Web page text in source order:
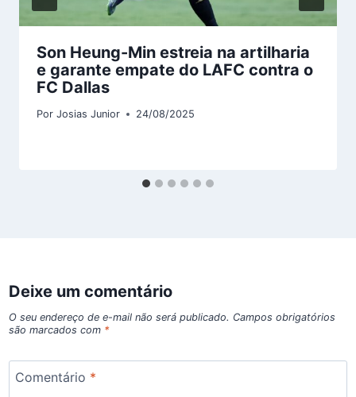
Son Heung-Min estreia na artilharia
e garante empate do LAFC contra o
FC Dallas
Por Josias Junior 24/08/2025
Deixe um comentário
O seu endereço de e-mail não será publicado. Campos obrigatórios
são marcados com *
Comentário *